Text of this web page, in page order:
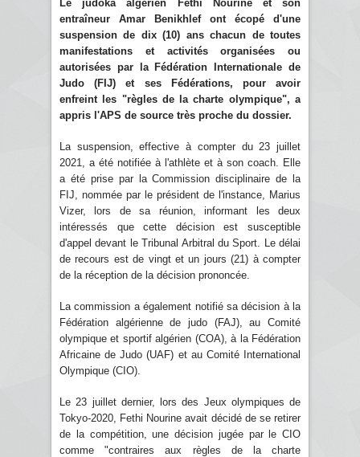
Le judoka algérien Fethi Nourine et son
entraîneur Amar Benikhlef ont écopé d'une
suspension de dix (10) ans chacun de toutes
manifestations et activités organisées ou
autorisées par la Fédération Internationale de
Judo (FIJ) et ses Fédérations, pour avoir
enfreint les "règles de la charte olympique", a
appris l'APS de source très proche du dossier.
La suspension, effective à compter du 23 juillet
2021, a été notifiée à l'athlète et à son coach. Elle
a été prise par la Commission disciplinaire de la
FIJ, nommée par le président de l'instance, Marius
Vizer, lors de sa réunion, informant les deux
intéressés que cette décision est susceptible
d'appel devant le Tribunal Arbitral du Sport. Le délai
de recours est de vingt et un jours (21) à compter
de la réception de la décision prononcée.
La commission a également notifié sa décision à la
Fédération algérienne de judo (FAJ), au Comité
olympique et sportif algérien (COA), à la Fédération
Africaine de Judo (UAF) et au Comité International
Olympique (CIO).
Le 23 juillet dernier, lors des Jeux olympiques de
Tokyo-2020, Fethi Nourine avait décidé de se retirer
de la compétition, une décision jugée par le CIO
comme "contraires aux règles de la charte